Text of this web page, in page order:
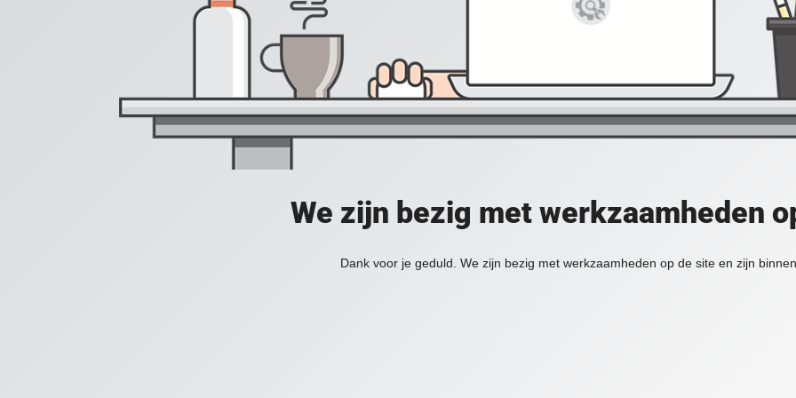
We zijn bezig met werkzaamheden
Dank voor je geduld. We zijn bezig met werkzaamheden op de site en zijn